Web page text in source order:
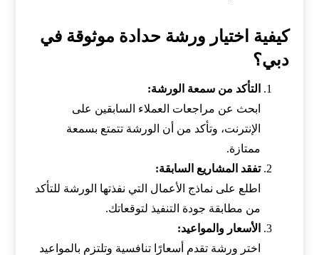
كيفية اختيار ورشة حدادة موثوقة في
دبي؟
التأكد من سمعة الورشة:
ابحث عن مراجعات العملاء السابقين على
الإنترنت، وتأكد من أن الورشة تتمتع بسمعة
ممتازة.
تفقد المشاريع السابقة:
اطلع على نماذج الأعمال التي نفذتها الورشة للتأكد
من مطابقة جودة التنفيذ لتوقعاتك.
الأسعار والمواعيد:
اختر ورشة تقدم أسعارًا تنافسية وتلتزم بالمواعيد